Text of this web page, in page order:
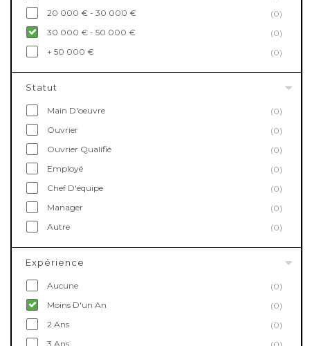
20 000 € - 30 000 €
(0)
30 000 € - 50 000 €
(0)
+ 50 000 €
(0)
Statut
Main D'oeuvre
(0)
Ouvrier
(0)
Ouvrier Qualifié
(0)
Employé
(0)
Chef D'équipe
(0)
Manager
(0)
Autre
(0)
Expérience
Aucune
(0)
Moins D'un An
(0)
2 Ans
(0)
3 Ans